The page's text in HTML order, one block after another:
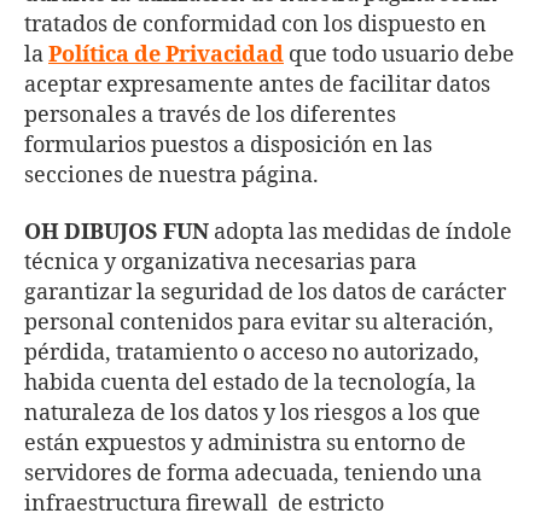
tratados de conformidad con los dispuesto en
laPolítica de Privacidad que todo usuario debe
aceptar expresamente antes de facilitar datos
personales a través de los diferentes
formularios puestos a disposición en las
secciones de nuestra página.
OH DIBUJOS FUN adopta las medidas de índole
técnica y organizativa necesarias para
garantizar la seguridad de los datos de carácter
personal contenidos para evitar su alteración,
pérdida, tratamiento o acceso no autorizado,
habida cuenta del estado de la tecnología, la
naturaleza de los datos y los riesgos a los que
están expuestos y administra su entorno de
servidores de forma adecuada, teniendo una
infraestructura firewall de estricto